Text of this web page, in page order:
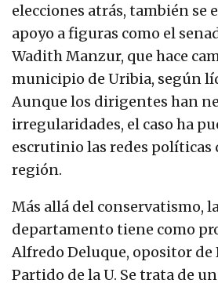
elecciones atrás, también se
apoyo a figuras como el
Wadith Manzur, que hace
municipio de Uribia, según
Aunque los dirigentes han
irregularidades, el caso ha
escrutinio las redes políticas
región.
Más allá del conservatismo,
departamento tiene como
Alfredo Deluque, opositor de
Partido de la U. Se trata de